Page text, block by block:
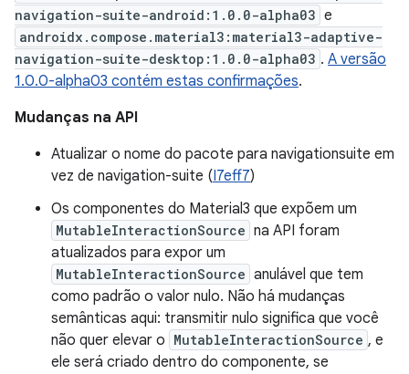
navigation-suite-android:1.0.0-alpha03 e
androidx.compose.material3:material3-adaptive-
navigation-suite-desktop:1.0.0-alpha03 . A versão
1.0.0-alpha03 contém estas confirmações.
Mudanças na API
Atualizar o nome do pacote para navigationsuite em
vez de navigation-suite (I7eff7)
Os componentes do Material3 que expõem um
MutableInteractionSource na API foram
atualizados para expor um
MutableInteractionSource anulável que tem
como padrão o valor nulo. Não há mudanças
semânticas aqui: transmitir nulo significa que você
não quer elevar o MutableInteractionSource , e
ele será criado dentro do componente, se